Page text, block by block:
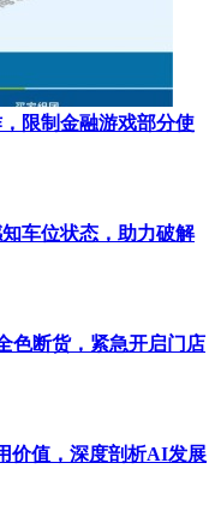
限制金融游戏部分使
车位状态，助力破解
色断货，紧急开启门店
价值，深度剖析AI发展